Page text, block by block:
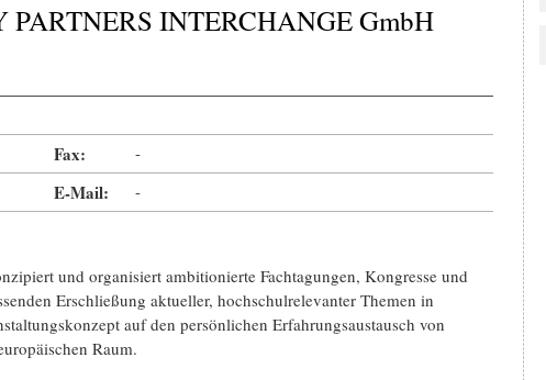
INTERCHANGE GmbH
Fax: -
E-Mail: -
und organisiert ambitionierte Fachtagungen, Kongresse und
Erschließung aktueller, hochschulrelevanter Themen in
auf den persönlichen Erfahrungsaustausch von
Raum.